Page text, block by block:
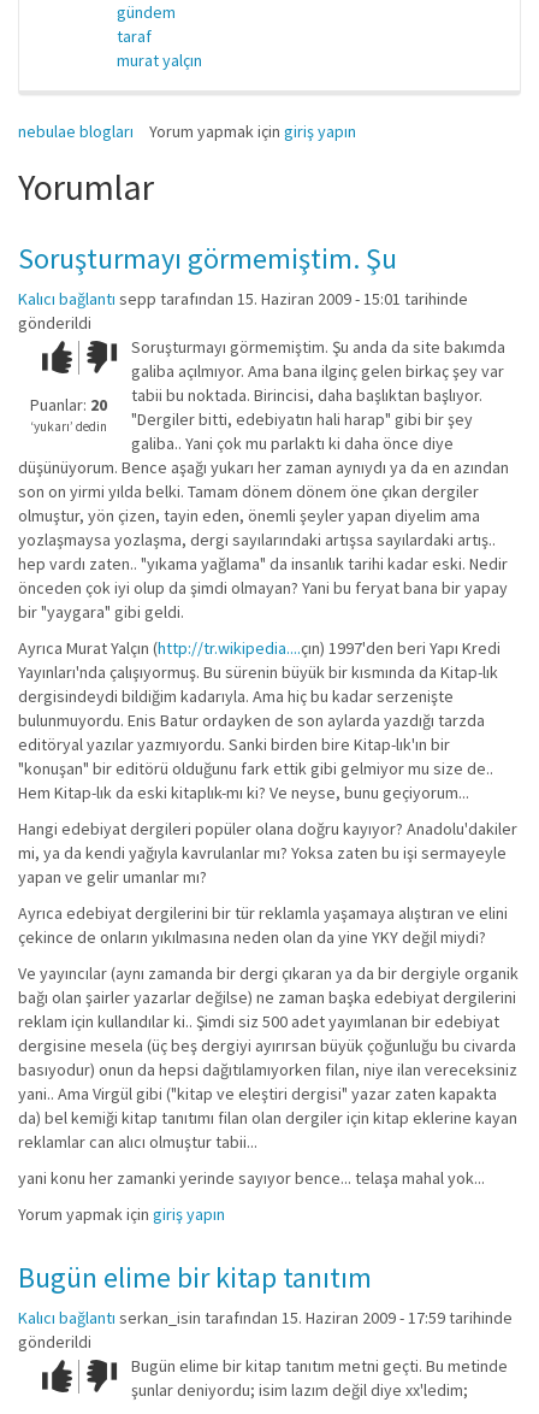
gündem
taraf
murat yalçın
nebulae blogları Yorum yapmak için giriş yapın
Yorumlar
Soruşturmayı görmemiştim. Şu
Kalıcı bağlantı sepp tarafından 15. Haziran 2009 - 15:01 tarihinde
gönderildi
Çok iyi!O
kadar
iyi
değil!
Puanlar: 20
‘yukarı’ dedin
Soruşturmayı görmemiştim. Şu anda da site bakımda
galiba açılmıyor. Ama bana ilginç gelen birkaç şey var
tabii bu noktada. Birincisi, daha başlıktan başlıyor.
"Dergiler bitti, edebiyatın hali harap" gibi bir şey
galiba.. Yani çok mu parlaktı ki daha önce diye
düşünüyorum. Bence aşağı yukarı her zaman aynıydı ya da en azından
son on yirmi yılda belki. Tamam dönem dönem öne çıkan dergiler
olmuştur, yön çizen, tayin eden, önemli şeyler yapan diyelim ama
yozlaşmaysa yozlaşma, dergi sayılarındaki artışsa sayılardaki artış..
hep vardı zaten.. "yıkama yağlama" da insanlık tarihi kadar eski. Nedir
önceden çok iyi olup da şimdi olmayan? Yani bu feryat bana bir yapay
bir "yaygara" gibi geldi.
Ayrıca Murat Yalçın (http://tr.wikipedia....çın) 1997'den beri Yapı Kredi
Yayınları'nda çalışıyormuş. Bu sürenin büyük bir kısmında da Kitap-lık
dergisindeydi bildiğim kadarıyla. Ama hiç bu kadar serzenişte
bulunmuyordu. Enis Batur ordayken de son aylarda yazdığı tarzda
editöryal yazılar yazmıyordu. Sanki birden bire Kitap-lık'ın bir
"konuşan" bir editörü olduğunu fark ettik gibi gelmiyor mu size de..
Hem Kitap-lık da eski kitaplık-mı ki? Ve neyse, bunu geçiyorum...
Hangi edebiyat dergileri popüler olana doğru kayıyor? Anadolu'dakiler
mi, ya da kendi yağıyla kavrulanlar mı? Yoksa zaten bu işi sermayeyle
yapan ve gelir umanlar mı?
Ayrıca edebiyat dergilerini bir tür reklamla yaşamaya alıştıran ve elini
çekince de onların yıkılmasına neden olan da yine YKY değil miydi?
Ve yayıncılar (aynı zamanda bir dergi çıkaran ya da bir dergiyle organik
bağı olan şairler yazarlar değilse) ne zaman başka edebiyat dergilerini
reklam için kullandılar ki.. Şimdi siz 500 adet yayımlanan bir edebiyat
dergisine mesela (üç beş dergiyi ayırırsan büyük çoğunluğu bu civarda
basıyodur) onun da hepsi dağıtılamıyorken filan, niye ilan vereceksiniz
yani.. Ama Virgül gibi ("kitap ve eleştiri dergisi" yazar zaten kapakta
da) bel kemiği kitap tanıtımı filan olan dergiler için kitap eklerine kayan
reklamlar can alıcı olmuştur tabii...
yani konu her zamanki yerinde sayıyor bence... telaşa mahal yok...
Yorum yapmak için giriş yapın
Bugün elime bir kitap tanıtım
Kalıcı bağlantı serkan_isin tarafından 15. Haziran 2009 - 17:59 tarihinde
gönderildi
Çok iyi!O
kadar
Bugün elime bir kitap tanıtım metni geçti. Bu metinde
şunlar deniyordu; isim lazım değil diye xx'ledim;